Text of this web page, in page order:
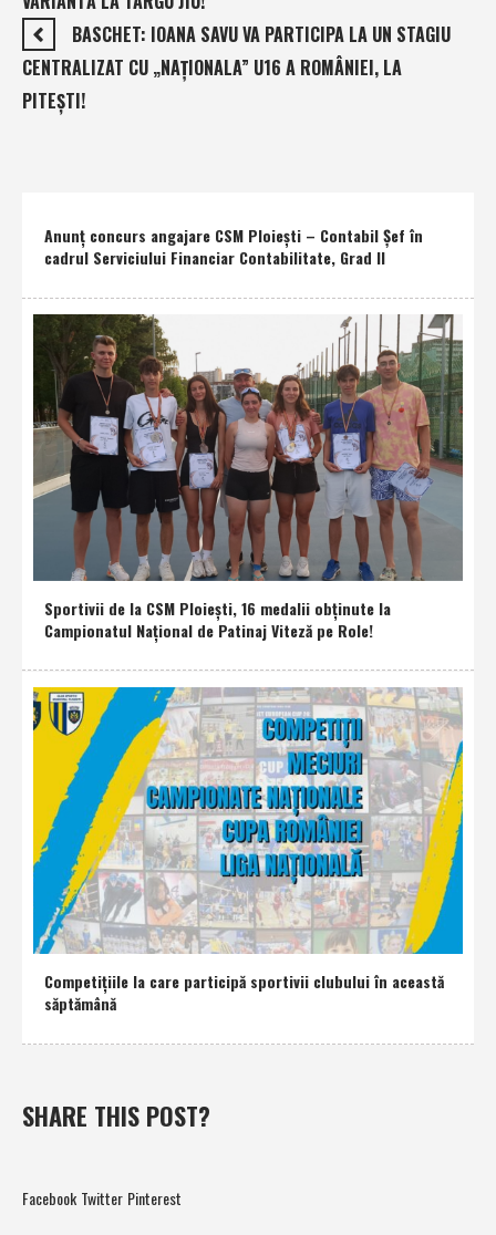
BASCHET: IOANA SAVU VA PARTICIPA LA UN STAGIU
CENTRALIZAT CU „NAŢIONALA” U16 A ROMÂNIEI, LA
PITEŞTI!
Anunţ concurs angajare CSM Ploieşti – Contabil Şef în
cadrul Serviciului Financiar Contabilitate, Grad II
Sportivii de la CSM Ploieşti, 16 medalii obţinute la
Campionatul Naţional de Patinaj Viteză pe Role!
Competiţiile la care participă sportivii clubului în această
săptămână
SHARE THIS POST?
Facebook Twitter Pinterest